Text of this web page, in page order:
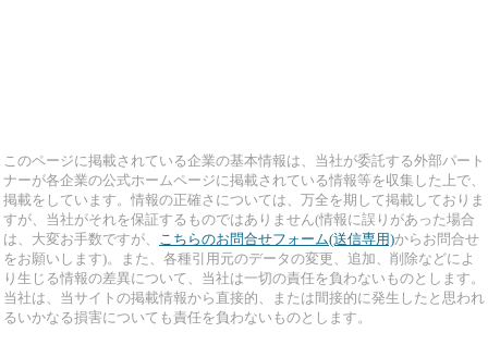
このページに掲載されている企業の基本情報は、当社が委託する外部パート
ナーが各企業の公式ホームページに掲載されている情報等を収集した上で、
掲載をしています。情報の正確さについては、万全を期して掲載しておりま
すが、当社がそれを保証するものではありません(情報に誤りがあった場合
は、大変お手数ですが、
こちらのお問合せフォーム(送信専用)からお問合せ
をお願いします)。また、各種引用元のデータの変更、追加、削除などによ
り生じる情報の差異について、当社は一切の責任を負わないものとします。
当社は、当サイトの掲載情報から直接的、または間接的に発生したと思われ
るいかなる損害についても責任を負わないものとします。